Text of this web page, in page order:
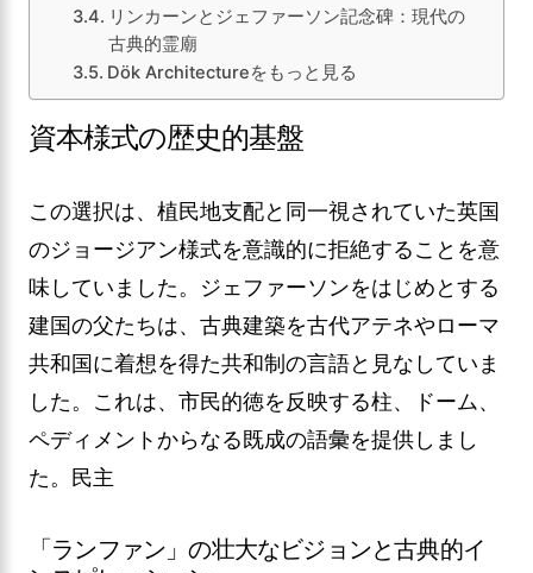
リンカーンとジェファーソン記念碑：現代の
古典的霊廟
Dök Architectureをもっと見る
資本様式の歴史的基盤
この選択は、植民地支配と同一視されていた英国
のジョージアン様式を意識的に拒絶することを意
味していました。ジェファーソンをはじめとする
建国の父たちは、古典建築を古代アテネやローマ
共和国に着想を得た共和制の言語と見なしていま
した。これは、市民的徳を反映する柱、ドーム、
ペディメントからなる既成の語彙を提供しまし
た。民主
「ランファン」の壮大なビジョンと古典的イ